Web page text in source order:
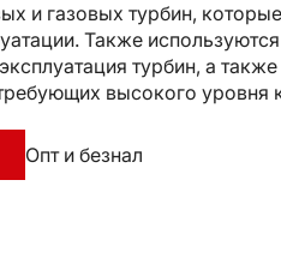
и газовых турбин,
Также
турбин, а
высокого уровня
Опт и безнал